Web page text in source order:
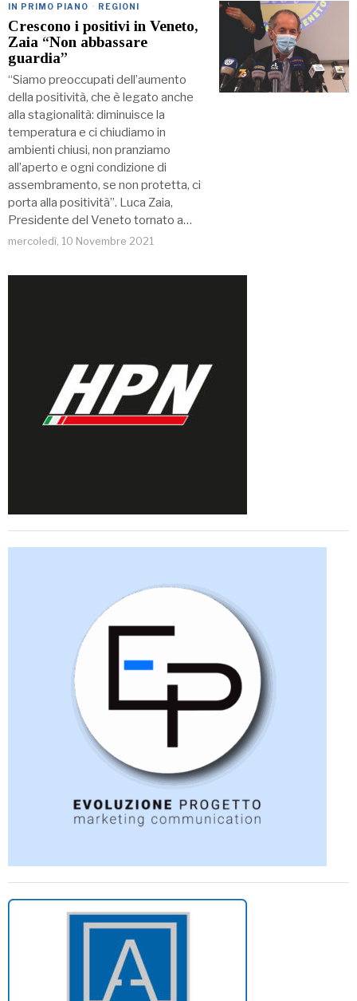
IN PRIMO PIANO · REGIONI
Crescono i positivi in Veneto,
Zaia “Non abbassare
guardia”
“Siamo preoccupati dell’aumento
della positività, che è legato anche
alla stagionalità: diminuisce la
temperatura e ci chiudiamo in
ambienti chiusi, non pranziamo
all’aperto e ogni condizione di
assembramento, se non protetta, ci
porta alla positività”. Luca Zaia,
Presidente del Veneto tornato a…
mercoledì, 10 Novembre 2021